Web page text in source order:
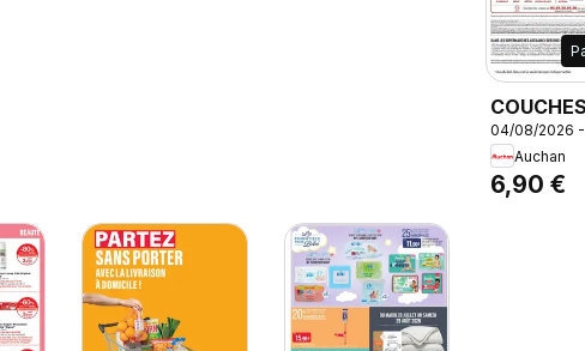
COUCHES
DRY,
x72, 9-
04/08/2026 -
Auchan
6,90 €